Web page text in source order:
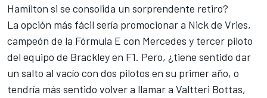
Hamilton si se consolida un sorprendente retiro?
La opción más fácil sería promocionar a Nick de Vries,
campeón de la Fórmula E con Mercedes y tercer piloto
del equipo de Brackley en F1. Pero, ¿tiene sentido dar
un salto al vacío con dos pilotos en su primer año, o
tendría más sentido volver a llamar a Valtteri Bottas,